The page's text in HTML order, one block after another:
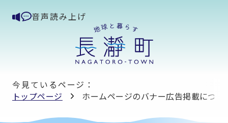
音声読み上げ
今見ているページ：
トップページ
ホームページのバナー広告掲載につい